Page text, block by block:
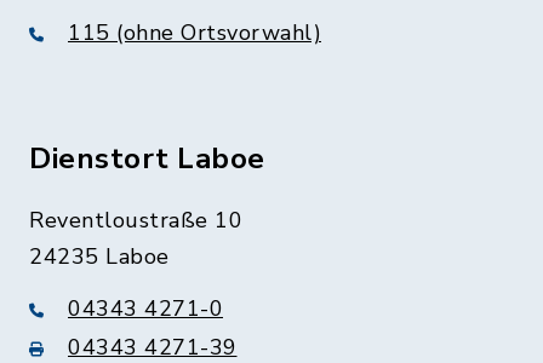
115 (ohne Ortsvorwahl)
Dienstort Laboe
Reventloustraße 10
24235 Laboe
04343 4271-0
04343 4271-39